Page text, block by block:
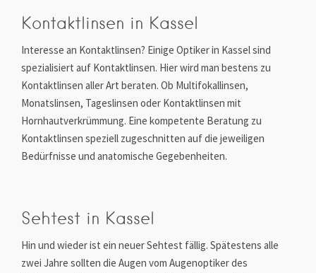
Kontaktlinsen in Kassel
Interesse an Kontaktlinsen? Einige Optiker in Kassel sind
spezialisiert auf Kontaktlinsen. Hier wird man bestens zu
Kontaktlinsen aller Art beraten. Ob Multifokallinsen,
Monatslinsen, Tageslinsen oder Kontaktlinsen mit
Hornhautverkrümmung. Eine kompetente Beratung zu
Kontaktlinsen speziell zugeschnitten auf die jeweiligen
Bedürfnisse und anatomische Gegebenheiten.
Sehtest in Kassel
Hin und wieder ist ein neuer Sehtest fällig. Spätestens alle
zwei Jahre sollten die Augen vom Augenoptiker des